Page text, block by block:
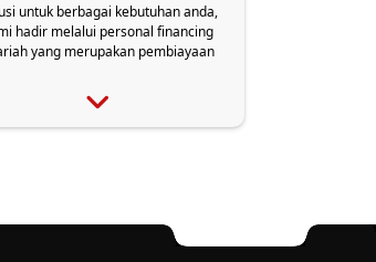
untuk berbagai kebutuhan anda,
hadir melalui personal financing
yang merupakan pembiayaan
keperluan pembelian barang
akad murabahah (jual
keperluan pembelian paket jasa